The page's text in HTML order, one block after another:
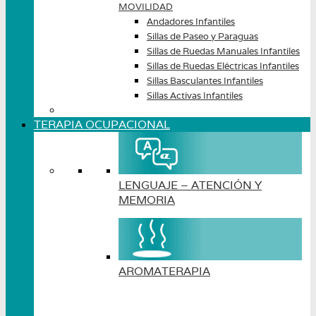
MOVILIDAD
Andadores Infantiles
Sillas de Paseo y Paraguas
Sillas de Ruedas Manuales Infantiles
Sillas de Ruedas Eléctricas Infantiles
Sillas Basculantes Infantiles
Sillas Activas Infantiles
TERAPIA OCUPACIONAL
LENGUAJE – ATENCIÓN Y
MEMORIA
AROMATERAPIA